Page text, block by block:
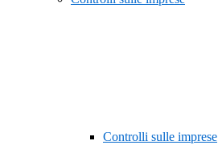
Controlli sulle imprese